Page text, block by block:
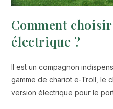
Comment
électrique ?
Il est un compagnon
gamme de chariot e-Troll, le
version électrique pour le